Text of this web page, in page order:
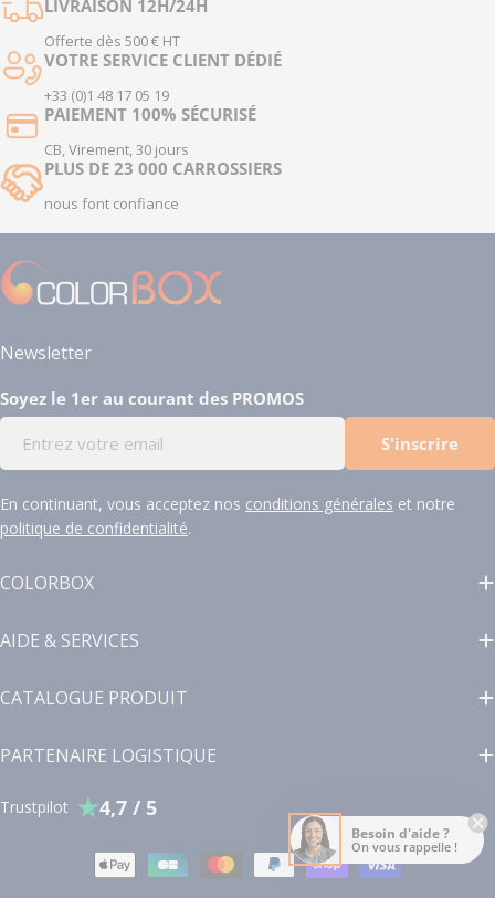
LIVRAISON 12H/24H
Offerte dès 500 € HT
VOTRE SERVICE CLIENT DÉDIÉ
+33 (0)1 48 17 05 19
PAIEMENT 100% SÉCURISÉ
CB, Virement, 30 jours
PLUS DE 23 000 CARROSSIERS
nous font confiance
Newsletter
Soyez le 1er au courant des PROMOS
mail
S'inscrire
En continuant, vous acceptez nos conditions générales et notre
politique de confidentialité.
COLORBOX
AIDE & SERVICES
CATALOGUE PRODUIT
PARTENAIRE LOGISTIQUE
Trustpilot 4,7 / 5
Modes
Besoin d'aide ?
On vous rappelle !